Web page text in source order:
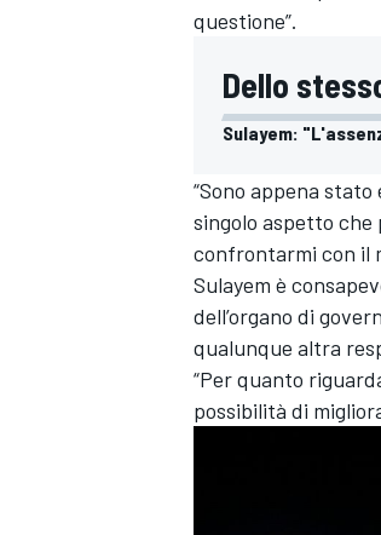
questione”.
Dello
Sulayem:
“Sono appena
singolo aspetto che
confrontarmi con il
Sulayem è
dell’organo di
qualunque altra
“Per quanto
possibilità di